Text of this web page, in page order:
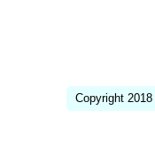
Copyright